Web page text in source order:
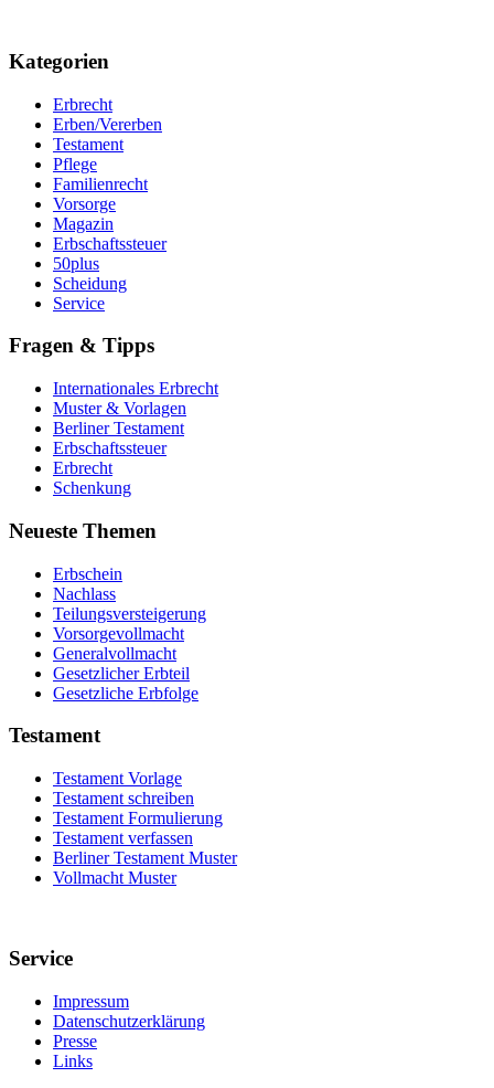
Kategorien
Erbrecht
Erben/Vererben
Testament
Pflege
Familienrecht
Vorsorge
Magazin
Erbschaftssteuer
50plus
Scheidung
Service
Fragen & Tipps
Internationales Erbrecht
Muster & Vorlagen
Berliner Testament
Erbschaftssteuer
Erbrecht
Schenkung
Neueste Themen
Erbschein
Nachlass
Teilungsversteigerung
Vorsorgevollmacht
Generalvollmacht
Gesetzlicher Erbteil
Gesetzliche Erbfolge
Testament
Testament Vorlage
Testament schreiben
Testament Formulierung
Testament verfassen
Berliner Testament Muster
Vollmacht Muster
Service
Impressum
Datenschutzerklärung
Presse
Links